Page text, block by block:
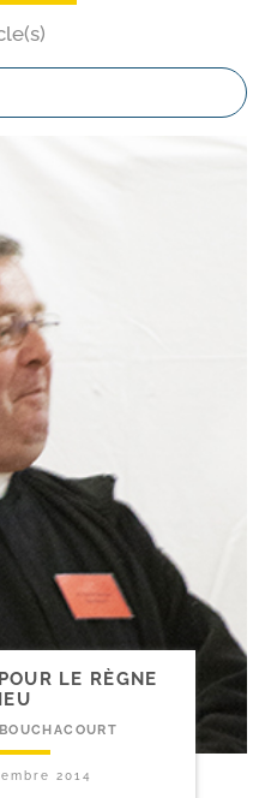
LE RÈGNE
2014